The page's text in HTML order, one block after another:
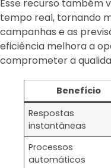
Esse recurso também
tempo real, tornando
campanhas e as
eficiência melhora a
comprometer a
Benefício
Respostas
instantâneas
Processos
automáticos